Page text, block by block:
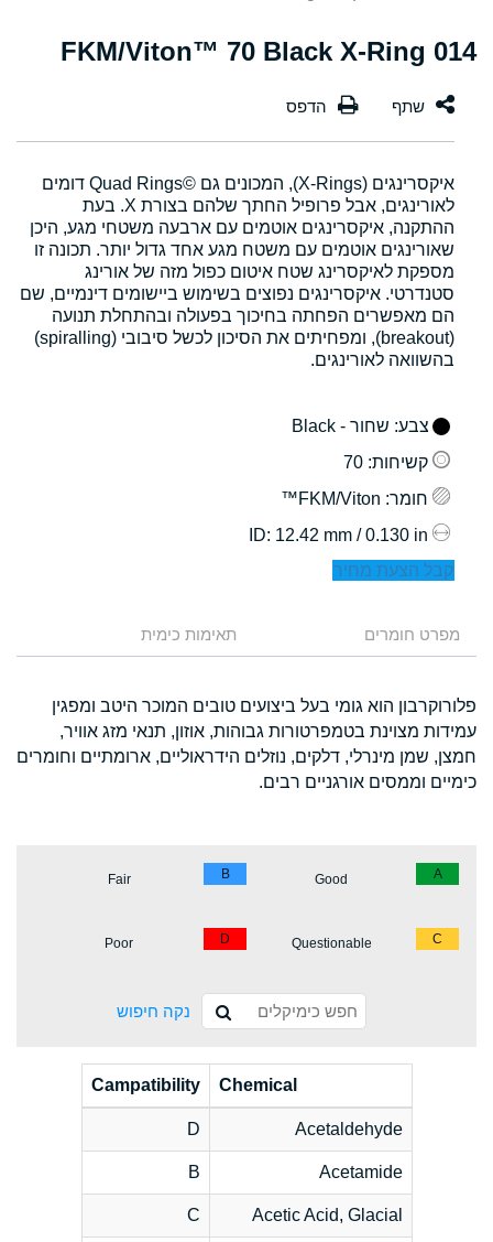
014 FKM/Viton™ 70 Black X-Ring
איקסרינגים (X-Rings), המכונים גם Quad Rings©‎ דומים
לאורינגים, אבל פרופיל החתך שלהם בצורת X. בעת
ההתקנה, איקסרינגים אוטמים עם ארבעה משטחי מגע, היכן
שאורינגים אוטמים עם משטח מגע אחד גדול יותר. תכונה זו
מספקת לאיקסרינג שטח איטום כפול מזה של אורינג
סטנדרטי. איקסרינגים נפוצים בשימוש ביישומים דינמיים, שם
הם מאפשרים הפחתה בחיכוך בפעולה ובהתחלת תנועה
(breakout), ומפחיתים את הסיכון לכשל סיבובי (spiralling)
בהשוואה לאורינגים.
צבע: שחור - Black
קשיחות: 70
חומר: FKM/Viton™
: 12.42 mm / 0.130 in
קבל הצעת מחיר
מפרט חומרים תאימות כימית
פלורוקרבון הוא גומי בעל ביצועים טובים המוכר היטב ומפגין
עמידות מצוינת בטמפרטורות גבוהות, אוזון, תנאי מזג אוויר,
חמצן, שמן מינרלי, דלקים, נוזלים הידראוליים, ארומתיים וחומרים
כימיים וממסים אורגניים רבים.
A
Good
B
Fair
C
Questionable
D
Poor
נקה חיפוש
Chemical
Campatibility
Acetaldehyde
D
Acetamide
B
Acetic Acid, Glacial
C